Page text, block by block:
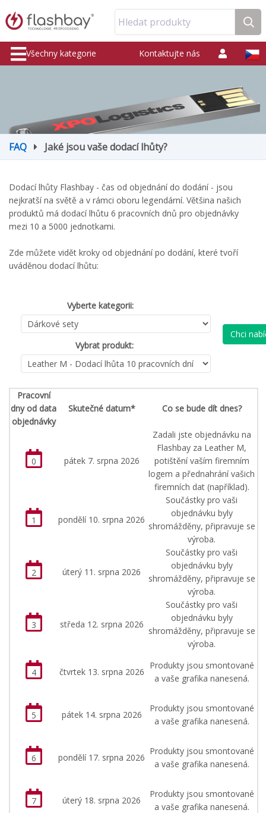
Hledat produkty
Všechny kategorie Kontaktujte nás
FAQ Jaké jsou vaše dodací lhůty?
Dodací lhůty Flashbay - čas od objednání do dodání - jsou
nejkratší na světě a v rámci oboru legendární. Většina našich
produktů má dodací lhůtu 6 pracovních dnů pro objednávky
mezi 10 a 5000 jednotkami.
Zde můžete vidět kroky od objednání po dodání, které tvoří
uváděnou dodací lhůtu:
Vyberte kategorii:
Vybrat produkt:
Chci
Pracovní
dny od data
objednávky
Skutečné datum* Co se bude dít dnes?
0 pátek 7. srpna 2026
Zadali jste objednávku na
Flashbay za Leather M,
potištění vaším firemním
logem a přednahrání vašich
firemních dat (například).
1 pondělí 10. srpna 2026
Součástky pro vaši
objednávku byly
shromážděny, připravuje se
výroba.
2 úterý 11. srpna 2026
Součástky pro vaši
objednávku byly
shromážděny, připravuje se
výroba.
3 středa 12. srpna 2026
Součástky pro vaši
objednávku byly
shromážděny, připravuje se
výroba.
4 čtvrtek 13. srpna 2026
Produkty jsou smontované
a vaše grafika nanesená.
5 pátek 14. srpna 2026
Produkty jsou smontované
a vaše grafika nanesená.
6 pondělí 17. srpna 2026
Produkty jsou smontované
a vaše grafika nanesená.
7 úterý 18. srpna 2026
Produkty jsou smontované
a vaše grafika nanesená.